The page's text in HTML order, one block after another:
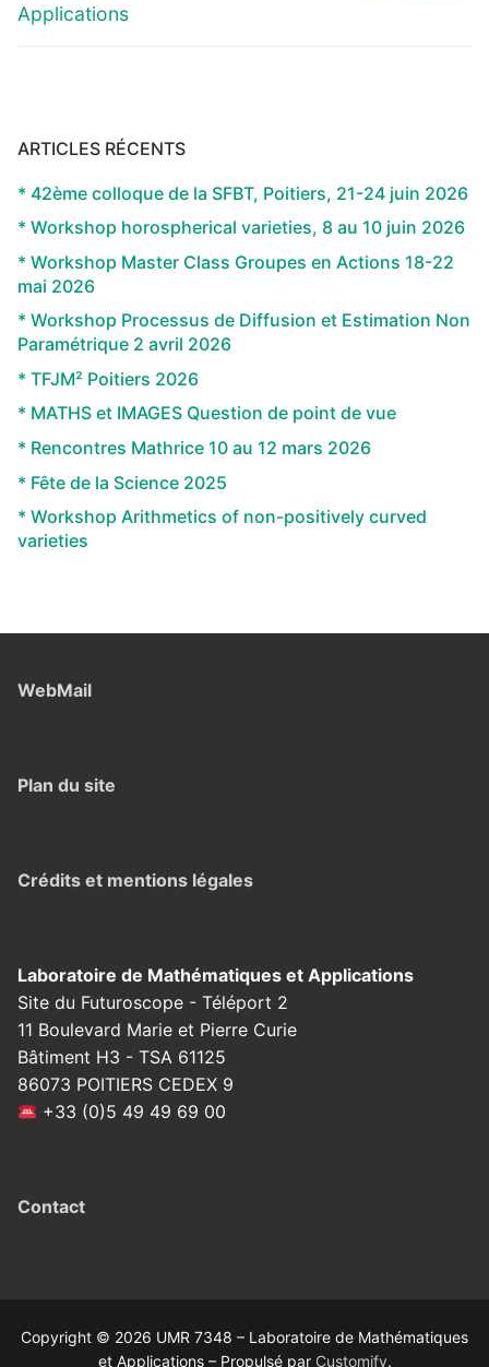
Applications
ARTICLES RÉCENTS
* 42ème colloque de la SFBT, Poitiers, 21-24 juin 2026
* Workshop horospherical varieties, 8 au 10 juin 2026
* Workshop Master Class Groupes en Actions 18-22
mai 2026
* Workshop Processus de Diffusion et Estimation Non
Paramétrique 2 avril 2026
* TFJM² Poitiers 2026
* MATHS et IMAGES Question de point de vue
* Rencontres Mathrice 10 au 12 mars 2026
* Fête de la Science 2025
* Workshop Arithmetics of non-positively curved
varieties
WebMail
Plan du site
Crédits et mentions légales
Laboratoire de Mathématiques et Applications
Site du Futuroscope - Téléport 2
11 Boulevard Marie et Pierre Curie
Bâtiment H3 - TSA 61125
86073 POITIERS CEDEX 9
+33 (0)5 49 49 69 00
Contact
Copyright © 2026 UMR 7348 – Laboratoire de Mathématiques
et Applications – Propulsé par Customify.